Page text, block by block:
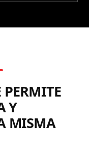
PERMITE
Y
MISMA